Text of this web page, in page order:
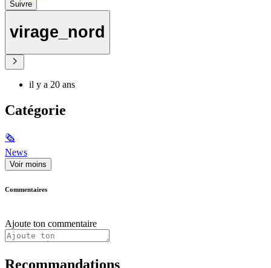
Suivre
virage_nord
il y a 20 ans
Catégorie
🗞
News
Voir moins
Commentaires
Ajoute ton commentaire
Recommandations